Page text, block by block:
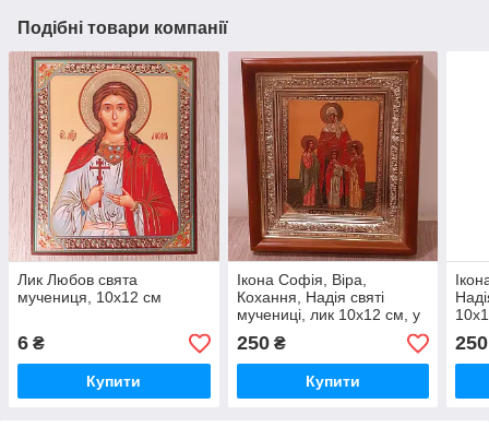
Подібні товари компанії
Лик Любов свята
мучениця, 10х12 см
6 ₴
Купити
Ікона Софія, Віра,
Кохання, Надія святі
мучениці, лик 10х12 см, у
світлому прямому
дерев'яному кіоті
250₴
Купити
250